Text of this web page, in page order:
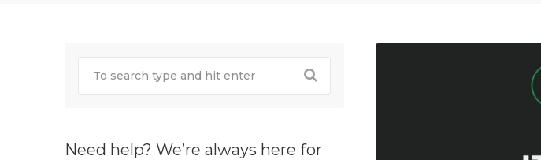
Need help? We’re always here for